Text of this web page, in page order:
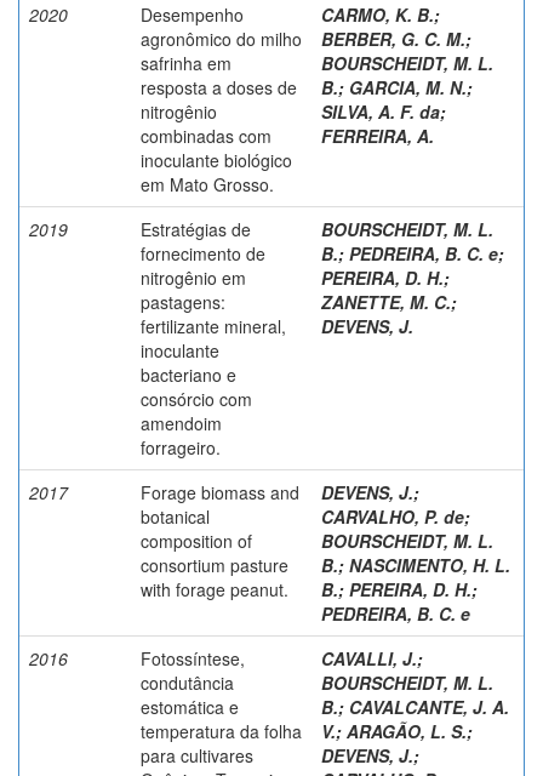
2020
Desempenho
agronômico do milho
safrinha em
resposta a doses de
nitrogênio
combinadas com
inoculante biológico
em Mato Grosso.
CARMO, K. B.;
BERBER, G. C. M.;
BOURSCHEIDT, M. L.
B.; GARCIA, M. N.;
SILVA, A. F. da;
FERREIRA, A.
2019
Estratégias de
fornecimento de
nitrogênio em
pastagens:
fertilizante mineral,
inoculante
bacteriano e
consórcio com
amendoim
forrageiro.
BOURSCHEIDT, M. L.
B.; PEDREIRA, B. C. e;
PEREIRA, D. H.;
ZANETTE, M. C.;
DEVENS, J.
2017
Forage biomass and
botanical
composition of
consortium pasture
with forage peanut.
DEVENS, J.;
CARVALHO, P. de;
BOURSCHEIDT, M. L.
B.; NASCIMENTO, H. L.
B.; PEREIRA, D. H.;
PEDREIRA, B. C. e
2016
Fotossíntese,
condutância
estomática e
temperatura da folha
para cultivares
CAVALLI, J.;
BOURSCHEIDT, M. L.
B.; CAVALCANTE, J. A.
V.; ARAGÃO, L. S.;
DEVENS, J.;